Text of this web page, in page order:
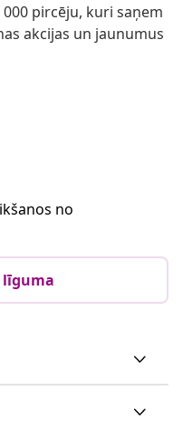
pircēju, kuri saņem
akcijas un jaunumus
no